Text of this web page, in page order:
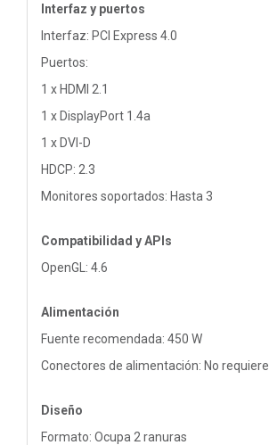
Interfaz y puertos
Interfaz: PCI Express 4.0
Puertos:
1 x HDMI 2.1
1 x DisplayPort 1.4a
1 x DVI-D
HDCP: 2.3
Monitores soportados: Hasta 3
Compatibilidad y APIs
OpenGL: 4.6
Alimentación
Fuente recomendada: 450 W
Conectores de alimentación: No requiere
Diseño
Formato: Ocupa 2 ranuras